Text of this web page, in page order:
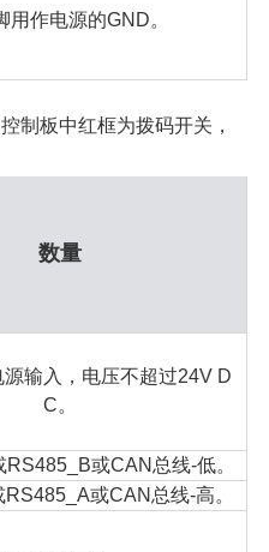
用作电源的GND。
板中红框为拨码开关，
数量
输入，电压不超过24V D
C。
或CAN总线-低。
或CAN总线-高。